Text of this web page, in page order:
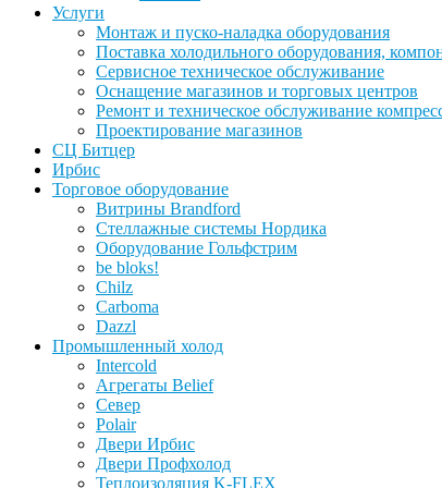
Услуги
Монтаж и пуско-наладка оборудования
Поставка холодильного оборудования,
Сервисное техническое обслуживание
Оснащение магазинов и торговых центров
Ремонт и техническое обслуживание
Проектирование магазинов
СЦ Битцер
Ирбис
Торговое оборудование
Витрины Brandford
Стеллажные системы Нордика
Оборудование Гольфстрим
be bloks!
Chilz
Carboma
Dazzl
Промышленный холод
Intercold
Агрегаты Belief
Север
Polair
Двери Ирбис
Двери Профхолод
Теплоизоляция K-FLEX